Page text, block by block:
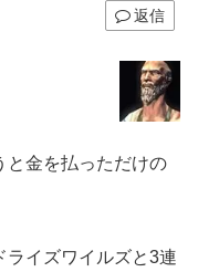
返信
と金を払っただけの
イズワイルズと3連